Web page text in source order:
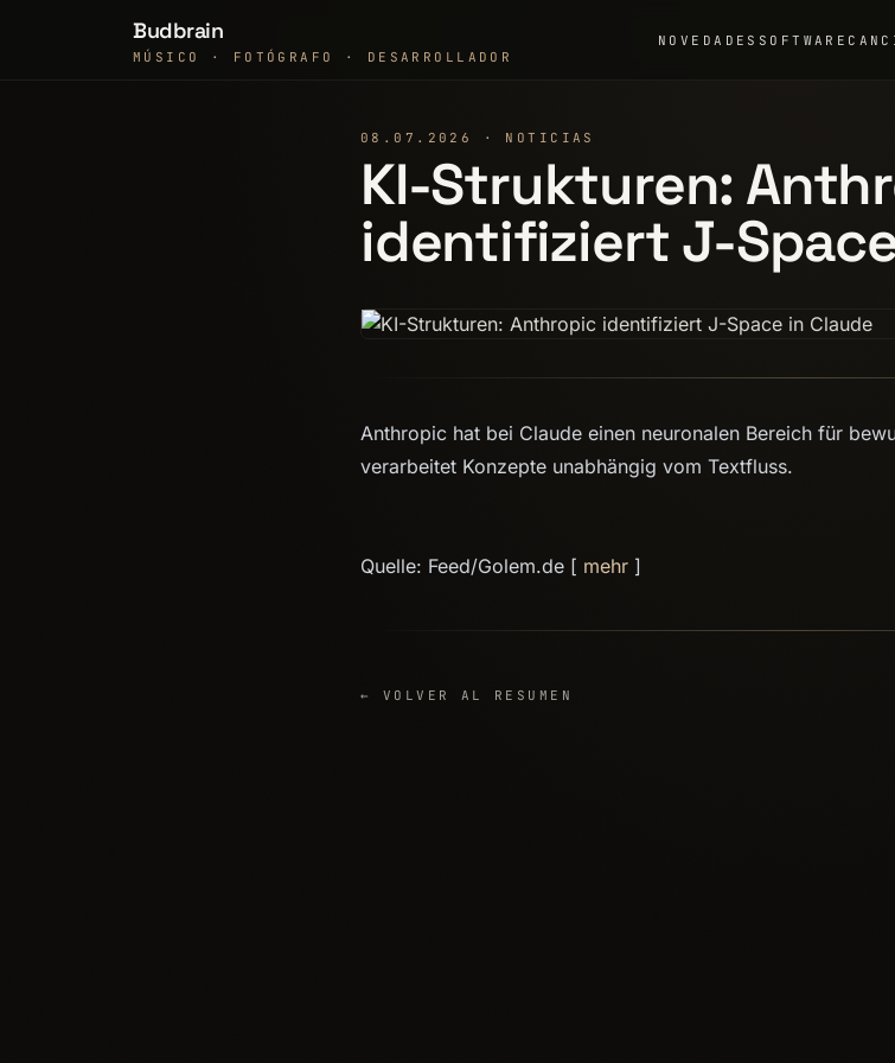
Budbrain
MÚSICO · FOTÓGRAFO · DESARROLLADOR
NOVEDADES SOFTWARE
08.07.2026 · NOTICIAS
KI-Strukturen:
identifiziert J-
Anthropic hat bei Claude einen neuronalen Bereich für
verarbeitet Konzepte unabhängig vom Textfluss.
Quelle: Feed/Golem.de [ mehr ]
← VOLVER AL RESUMEN